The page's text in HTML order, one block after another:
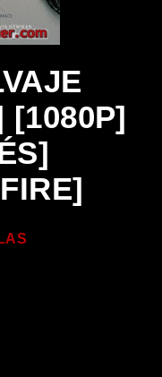
[1080P]